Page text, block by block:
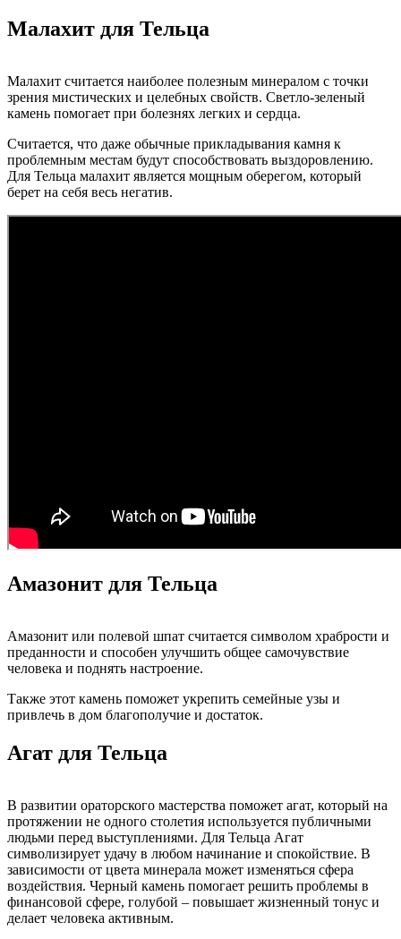
Малахит для Тельца
Малахит считается наиболее полезным минералом с точки
зрения мистических и целебных свойств. Светло-зеленый
камень помогает при болезнях легких и сердца.
Считается, что даже обычные прикладывания камня к
проблемным местам будут способствовать выздоровлению.
Для Тельца малахит является мощным оберегом, который
берет на себя весь негатив.
Амазонит для Тельца
Амазонит или полевой шпат считается символом храбрости и
преданности и способен улучшить общее самочувствие
человека и поднять настроение.
Также этот камень поможет укрепить семейные узы и
привлечь в дом благополучие и достаток.
Агат для Тельца
В развитии ораторского мастерства поможет агат, который на
протяжении не одного столетия используется публичными
людьми перед выступлениями. Для Тельца Агат
символизирует удачу в любом начинание и спокойствие. В
зависимости от цвета минерала может изменяться сфера
воздействия. Черный камень помогает решить проблемы в
финансовой сфере, голубой – повышает жизненный тонус и
делает человека активным.